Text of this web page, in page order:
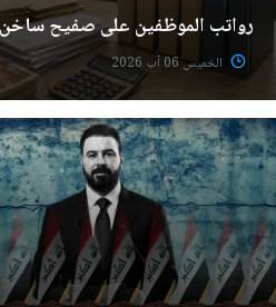
رواتب الموظفين على صفيح
الخميس 06 آب 2026